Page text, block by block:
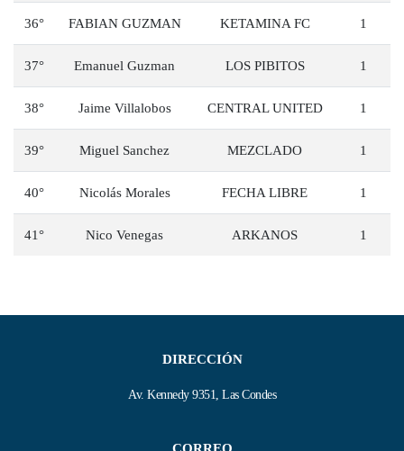
36° FABIAN GUZMAN KETAMINA FC 1
37° Emanuel Guzman LOS PIBITOS 1
38° Jaime Villalobos CENTRAL UNITED 1
39° Miguel Sanchez MEZCLADO 1
40° Nicolás Morales FECHA LIBRE 1
41° Nico Venegas ARKANOS 1
DIRECCIÓN
Av. Kennedy 9351, Las Condes